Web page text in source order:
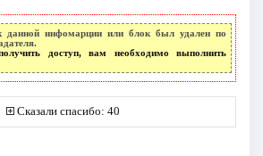
данной инфомарции или блок был удален по
доступ, вам необходимо выполнить
Сказали спасибо: 40